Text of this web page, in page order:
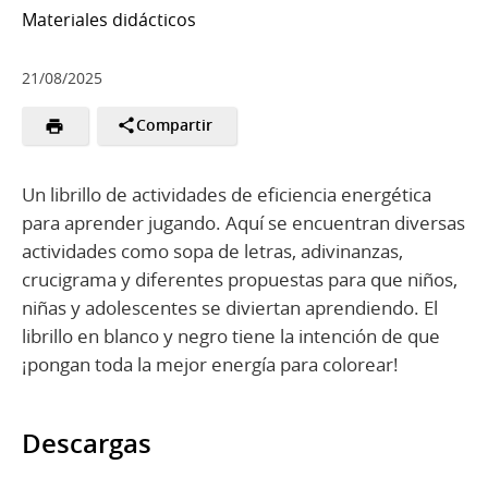
Materiales didácticos
21/08/2025
Compartir
Un librillo de actividades de eficiencia energética
para aprender jugando. Aquí se encuentran diversas
actividades como sopa de letras, adivinanzas,
crucigrama y diferentes propuestas para que niños,
niñas y adolescentes se diviertan aprendiendo. El
librillo en blanco y negro tiene la intención de que
¡pongan toda la mejor energía para colorear!
Descargas